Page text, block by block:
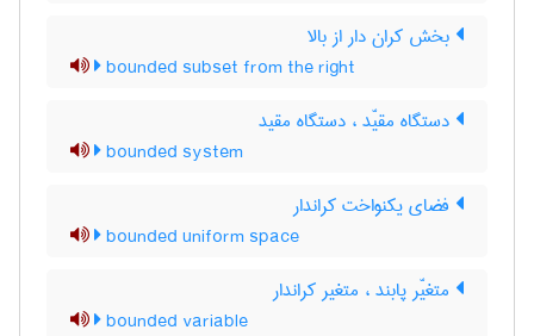
بخش کران دار از بالا
bounded subset from the right
دستگاه مقیّد ، دستگاه مقید
bounded system
فضای یکنواخت کراندار
bounded uniform space
متغیّر پابند ، متغیر کراندار
bounded variable